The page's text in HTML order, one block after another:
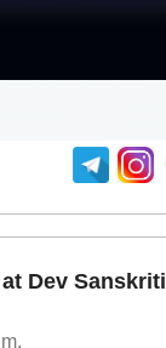
Dev Sanskriti